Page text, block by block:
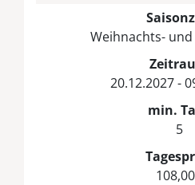
Weihnachts-
20.12.2027 -
min.
5